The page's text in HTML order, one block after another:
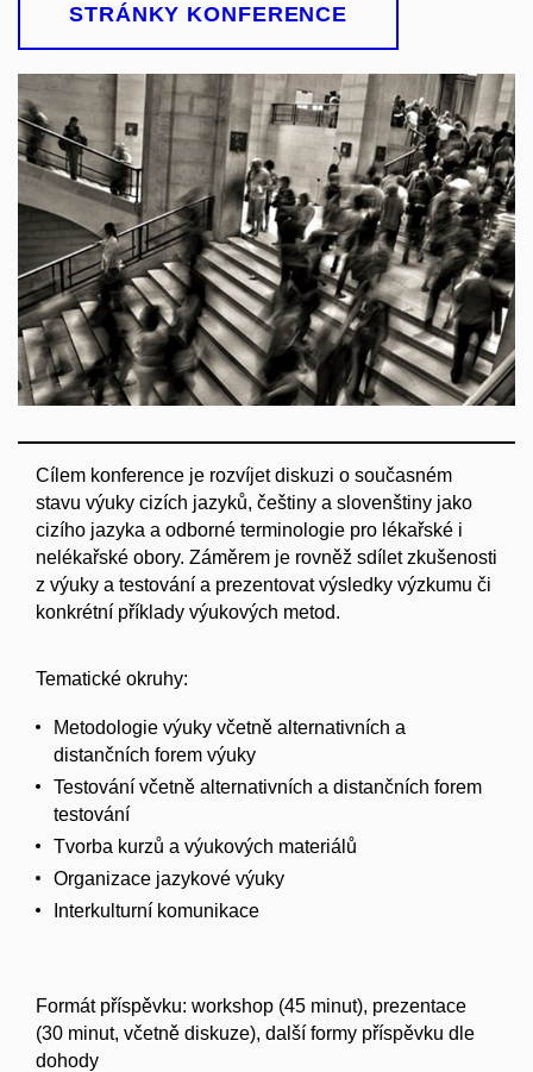
STRÁNKY KONFERENCE
Cílem konference je rozvíjet diskuzi o současném
stavu výuky cizích jazyků, češtiny a slovenštiny jako
cizího jazyka a odborné terminologie pro lékařské i
nelékařské obory. Záměrem je rovněž sdílet zkušenosti
z výuky a testování a prezentovat výsledky výzkumu či
konkrétní příklady výukových metod.
Tematické okruhy:
Metodologie výuky včetně alternativních a
distančních forem výuky
Testování včetně alternativních a distančních forem
testování
Tvorba kurzů a výukových materiálů
Organizace jazykové výuky
Interkulturní komunikace
Formát příspěvku: workshop (45 minut), prezentace
(30 minut, včetně diskuze), další formy příspěvku dle
dohody